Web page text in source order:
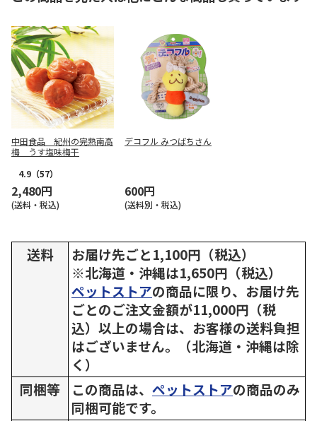
中田食品 紀州の完熟南高
梅 うす塩味梅干
4.9 （57）
2,480円
(送料・税込)
デコフル みつばちさん
600円
(送料別・税込)
送料
お届け先ごと1,100円（税込）
※北海道・沖縄は1,650円（税込）
ペットストアの商品に限り、お届け先
ごとのご注文金額が11,000円（税
込）以上の場合は、お客様の送料負担
はございません。（北海道・沖縄は除
く）
同梱等
この商品は、 ペットストアの商品のみ
同梱可能です。